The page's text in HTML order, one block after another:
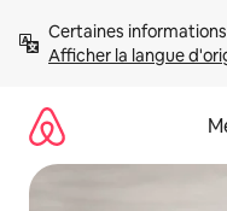
directement
Afficher la langue